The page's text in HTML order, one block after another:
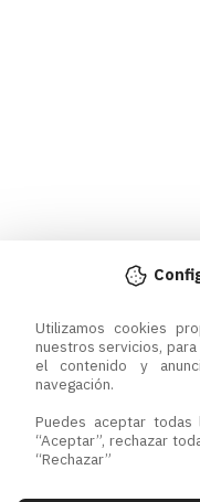
Utilizamos cookies
nuestros servicios,
el contenido y
navegación.
Puedes aceptar
“Aceptar”, rechazar
“Rechazar”